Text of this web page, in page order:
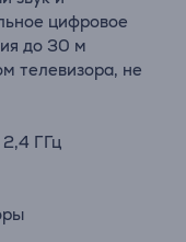
цифровое
до 30 м
телевизора, не
ГГц